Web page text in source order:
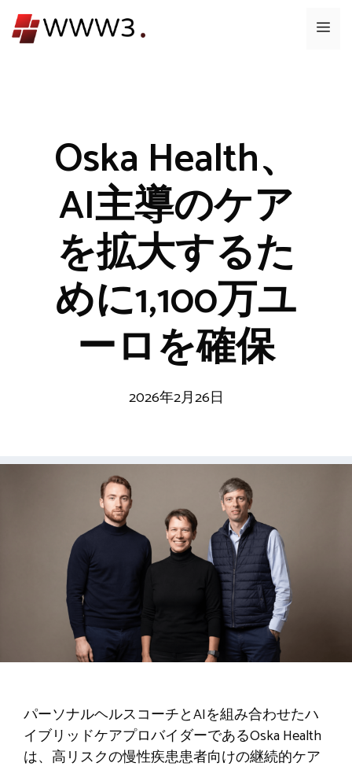
ン
メ
Oska Health、
AI主導のケア
を拡大するた
めに1,100万ユ
ーロを確保
2026年2月26日
パーソナルヘルスコーチとAIを組み合わせたハ
イブリッドケアプロバイダーであるOska Health
は、高リスクの慢性疾患患者向けの継続的ケア